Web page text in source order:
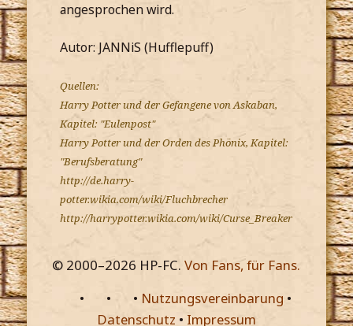
angesprochen wird.
Autor: JANNiS (Hufflepuff)
Quellen:
Harry Potter und der Gefangene von Askaban,
Kapitel: "Eulenpost"
Harry Potter und der Orden des Phönix, Kapitel:
"Berufsberatung"
http://de.harry-
potter.wikia.com/wiki/Fluchbrecher
http://harrypotter.wikia.com/wiki/Curse_Breaker
© 2000–2026 HP-FC.Von Fans, für Fans.
•
• • Nutzungsvereinbarung •
Datenschutz • Impressum